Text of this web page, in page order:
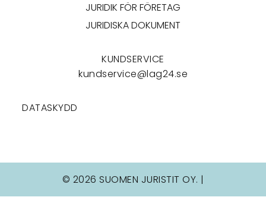
JURIDIK FÖR FÖRETAG
JURIDISKA DOKUMENT
KUNDSERVICE
kundservice@lag24.se
DATASKYDD
© 2026 SUOMEN JURISTIT OY. |